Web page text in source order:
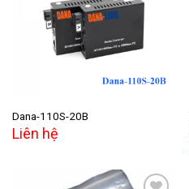
Add to
wishlist
Dana-110S-20B
Liên hệ